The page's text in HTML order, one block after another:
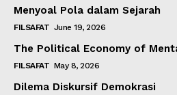
Menyoal Pola dalam Sejarah
FILSAFAT June 19, 2026
The Political Economy of
FILSAFAT May 8, 2026
Dilema Diskursif Demokrasi